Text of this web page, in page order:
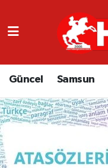
Güncel Samsun
GÜNCEL
SAMSUN
SAMSUNSPOR